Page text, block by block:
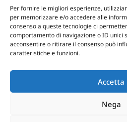
Per fornire le migliori esperienze,
per memorizzare e/o accedere alle
consenso a queste tecnologie ci
comportamento di navigazione o ID unici
acconsentire o ritirare il consenso può
caratteristiche e funzioni.
Accetta
Nega
CONTATTI
info@omgonline.it
Tel:+39 0444 400671
36040 Brendola (VI) - Italy